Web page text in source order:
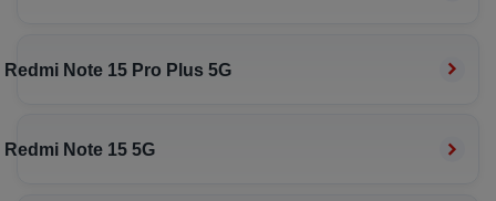
Redmi Note 15 Pro Plus 5G
Redmi Note 15 5G